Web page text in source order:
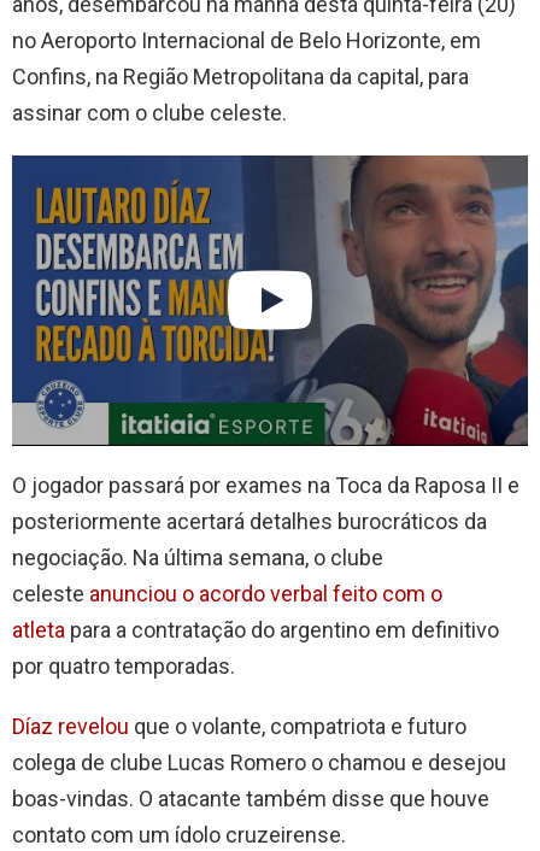
no Aeroporto Internacional de Belo Horizonte, em
Confins, na Região Metropolitana da capital, para
assinar com o clube celeste.
O jogador passará por exames na Toca da Raposa II e
posteriormente acertará detalhes burocráticos da
negociação. Na última semana, o clube
celeste anunciou o acordo verbal feito com o
atleta para a contratação do argentino em definitivo
por quatro temporadas.
Díaz revelou que o volante, compatriota e futuro
colega de clube Lucas Romero o chamou e desejou
boas-vindas. O atacante também disse que houve
contato com um ídolo cruzeirense.